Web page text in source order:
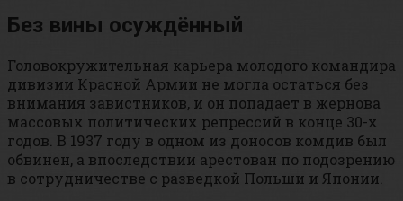
Без вины осуждённый
Головокружительная карьера молодого командира
дивизии Красной Армии не могла остаться без
внимания завистников, и он попадает в жернова
массовых политических репрессий в конце 30-х
годов. В 1937 году в одном из доносов комдив был
обвинен, а впоследствии арестован по подозрению
в сотрудничестве с разведкой Польши и Японии.